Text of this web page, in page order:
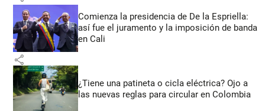
Comienza la presidencia de De la Espriella:
así fue el juramento y la imposición de banda
en Cali
share
¿Tiene una patineta o cicla eléctrica? Ojo a
las nuevas reglas para circular en Colombia